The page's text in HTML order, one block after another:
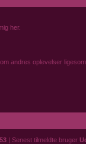
her.
andres oplevelser
53 | Senest tilmeldte bruger